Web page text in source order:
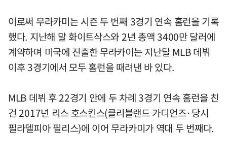
이로써 무라카미는 시즌 두 번째 3경기 연속 홈런을 기록
했다. 지난해 말 화이트삭스와 2년 총액 3400만 달러에
계약하며 미국에 진출한 무라카이는 지난달 MLB 데뷔
이후 3경기에서 모두 홈런을 때려낸 바 있다.
MLB 데뷔 후 22경기 안에 두 차례 3경기 연속 홈런을 친
건 2017년 리스 호스킨스(클리블랜드 가디언즈·당시
필라델피아 필리스)에 이어 무라카미가 역대 두 번째다.